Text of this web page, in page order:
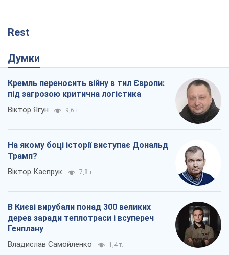
Rest
Думки
Кремль переносить війну в тил Європи:
під загрозою критична логістика
Віктор Ягун 9,6 т.
На якому боці історії виступає Дональд
Трамп?
Віктор Каспрук 7,8 т.
В Києві вирубали понад 300 великих
дерев заради теплотраси і всупереч
Генплану
Владислав Самойленко 1,4 т.